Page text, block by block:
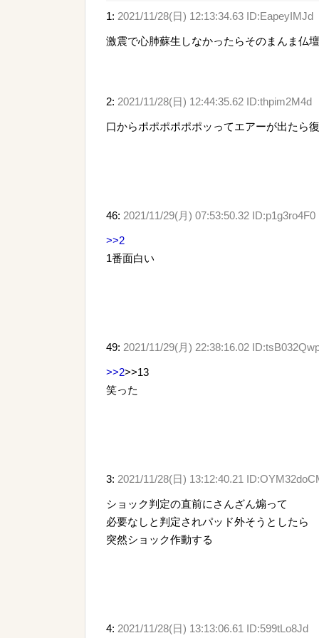
1: 2021/11/28(日) 12:13:34.63 ID:EapeyIMJd
激震で心肺蘇生しなかったらそのまんま仏
2: 2021/11/28(日) 12:44:35.62 ID:thpim2M4d
口からポポポポポポッってエアーが出たら
46: 2021/11/29(月) 07:53:50.32 ID:p1g3ro4F0
>>2
1番面白い
49: 2021/11/29(月) 22:38:16.02
>>2>>13
笑った
3: 2021/11/28(日) 13:12:40.21
ショック判定の直前にさんざん煽って
必要なしと判定されパッド外そうとしたら
突然ショック作動する
4: 2021/11/28(日) 13:13:06.61 ID:599tLo8Jd